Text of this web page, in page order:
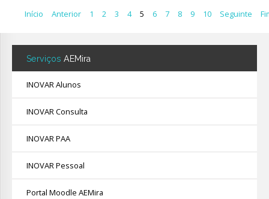
Início
Anterior 1 2 3 4 5 6 7 8 9 10 Seguinte
Serviços AEMira
INOVAR Alunos
INOVAR Consulta
INOVAR PAA
INOVAR Pessoal
Portal Moodle AEMira